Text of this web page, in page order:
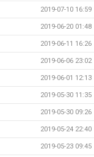
2019-07-10 16:59
2019-06-20 01:48
2019-06-11 16:26
2019-06-06 23:02
2019-06-01 12:13
2019-05-30 11:35
2019-05-30 09:26
2019-05-24 22:40
2019-05-23 09:45